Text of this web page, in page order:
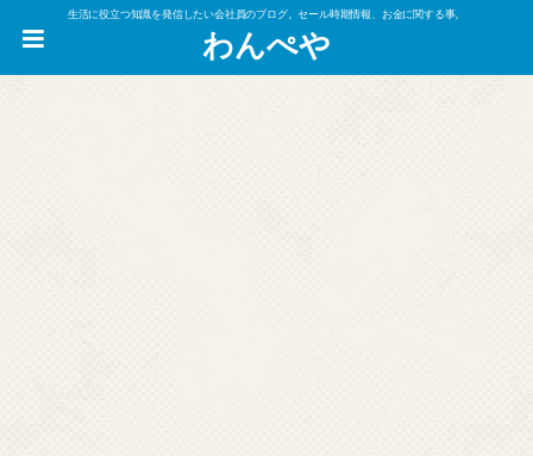
生活に役立つ知識を発信したい会社員のブログ。セール時期情報、お金に関する事。
わんぺや